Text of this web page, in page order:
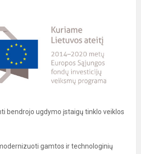
bendrojo ugdymo įstaigų tinklo veiklos
gamtos ir technologinių